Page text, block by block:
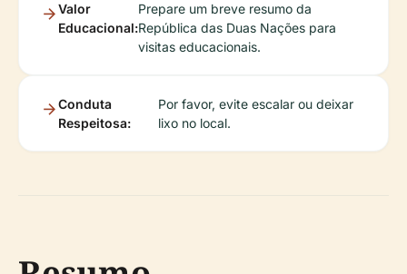
Valor
Educacional:
Prepare um breve resumo da
República das Duas Nações para
visitas educacionais.
Conduta
Respeitosa:
Por favor, evite escalar ou deixar
lixo no local.